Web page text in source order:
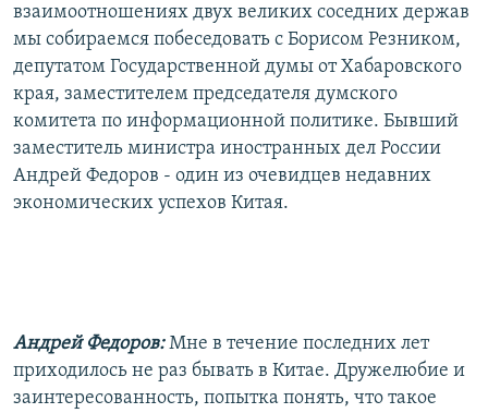
РАСПИСАНИЕ ВЕЩАНИЯ
ПОДПИШИТЕСЬ НА РАССЫЛКУ
СОЦИАЛЬНЫЕ СЕТИ
взаимоотношениях двух великих соседних держав
мы собираемся побеседовать с Борисом Резником,
депутатом Государственной думы от Хабаровского
края, заместителем председателя думского
комитета по информационной политике. Бывший
заместитель министра иностранных дел России
Андрей Федоров - один из очевидцев недавних
экономических успехов Китая.
Андрей Федоров:Мне в течение последних лет
приходилось не раз бывать в Китае. Дружелюбие и
заинтересованность, попытка понять, что такое